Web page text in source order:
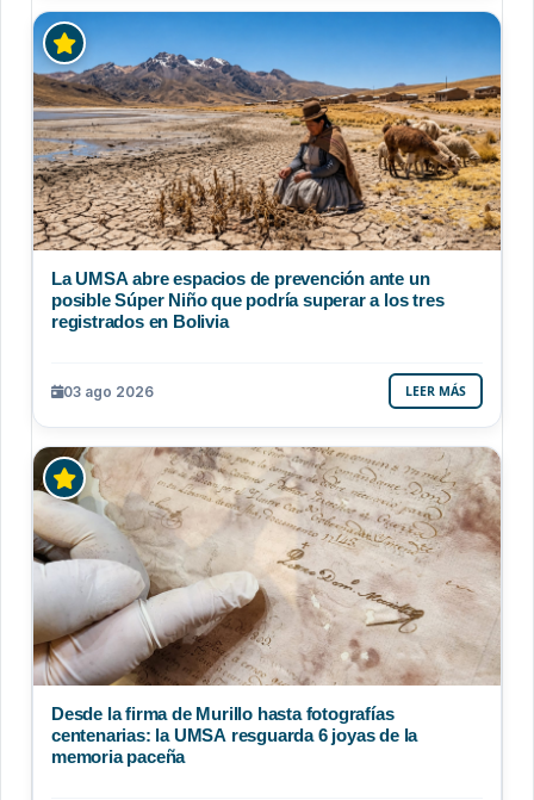
La UMSA abre espacios de prevención ante un
posible Súper Niño que podría superar a los tres
registrados en Bolivia
03 ago 2026 LEER MÁS
Desde la firma de Murillo hasta fotografías
centenarias: la UMSA resguarda 6 joyas de la
memoria paceña